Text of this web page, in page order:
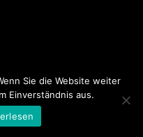
Sie die Website weiter
Einverständnis aus.